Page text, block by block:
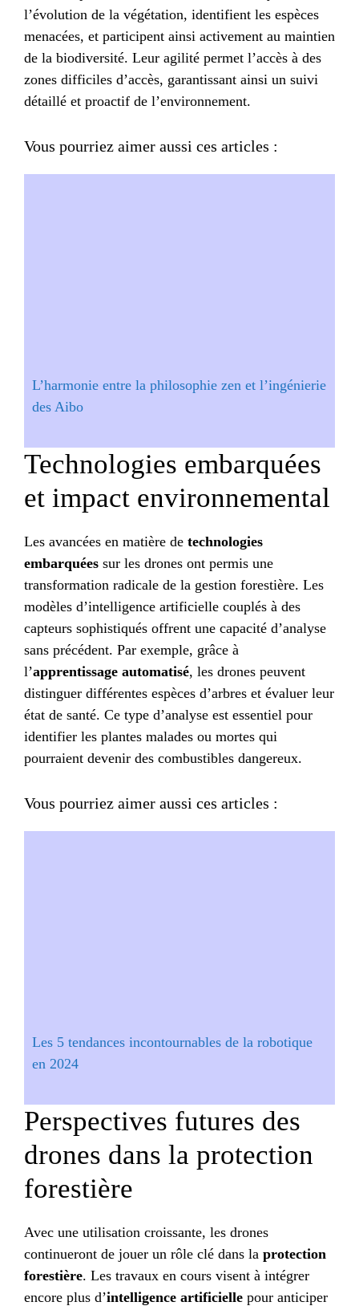
l’évolution de la végétation, identifient les espèces
menacées, et participent ainsi activement au maintien
de la biodiversité. Leur agilité permet l’accès à des
zones difficiles d’accès, garantissant ainsi un suivi
détaillé et proactif de l’environnement.
Vous pourriez aimer aussi ces articles :
L’harmonie entre la philosophie zen et l’ingénierie
des Aibo
Technologies embarquées
et impact environnemental
Les avancées en matière de technologies
embarquées sur les drones ont permis une
transformation radicale de la gestion forestière. Les
modèles d’intelligence artificielle couplés à des
capteurs sophistiqués offrent une capacité d’analyse
sans précédent. Par exemple, grâce à
l’apprentissage automatisé, les drones peuvent
distinguer différentes espèces d’arbres et évaluer leur
état de santé. Ce type d’analyse est essentiel pour
identifier les plantes malades ou mortes qui
pourraient devenir des combustibles dangereux.
Vous pourriez aimer aussi ces articles :
Les 5 tendances incontournables de la robotique
en 2024
Perspectives futures des
drones dans la protection
forestière
Avec une utilisation croissante, les drones
continueront de jouer un rôle clé dans la protection
forestière. Les travaux en cours visent à intégrer
encore plus d’intelligence artificielle pour anticiper